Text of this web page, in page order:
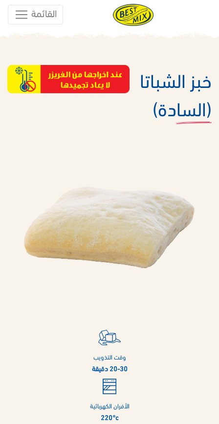
القائمة
خبز الشباتا
(السادة)
وقت التذويب
20-30 دقيقة
الأفران الكهربائية
220°c